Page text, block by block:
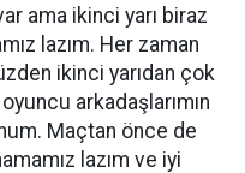
ama ikinci yarı biraz
lazım. Her zaman
ikinci yarıdan çok
arkadaşlarımın
Maçtan önce de
lazım ve iyi